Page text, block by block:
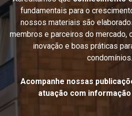
fundamentais para o
nossos materiais são
membros e parceiros do mercado,
inovação e boas práticas
condomínios.
Acompanhe nossas
atuação com informação